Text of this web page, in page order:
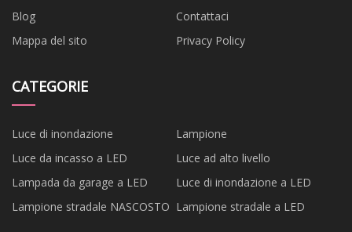
Blog
Contattaci
Mappa del sito
Privacy Policy
CATEGORIE
Luce di inondazione
Lampione
Luce da incasso a LED
Luce ad alto livello
Lampada da garage a LED
Luce di inondazione a LED
Lampione stradale NASCOSTO Lampione stradale a LED